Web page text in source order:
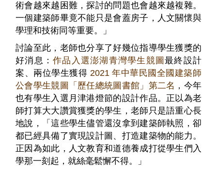
術會越來越困難，探討的問題也會越來越複雜。
一個建築師畢竟不能只是會蓋房子，人文關懷與
學理和技術同等重要。」
討論至此，老師也分享了好幾位指導學生獲獎的
好消息：作品入選澎湖青灣學生競圖最終設計
案、兩位學生獲得 2021 年中華民國全國建築師
公會學生競圖「歷任總統圖書館」第二名 ，今年
也有學生入選月津港燈節的設計作品。正以為老
師打算大大讚賞獲獎的學生，老師只是語重心長
地說，「這些學生儘管還沒拿到建築師執照，卻
都已經具備了實現設計圖、打造建築物的能力。
正因為如此，人文教育和道德養成打從學生們入
學那一刻起，就絲毫鬆懈不得。」